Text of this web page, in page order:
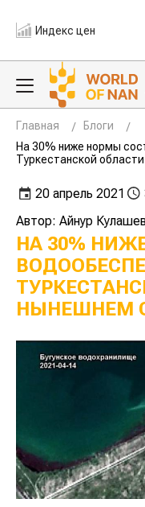
Индекс цен
Главная
Блоги
На 30% ниже нормы
Туркестанской
20 апрель 2021
Автор: Айнур
НА 30%
НЫНЕШНЕМ